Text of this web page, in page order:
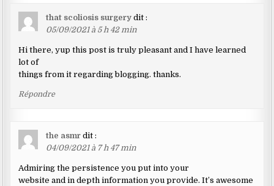
that scoliosis surgery dit :
05/09/2021 à 5 h 42 min
Hi there, yup this post is truly pleasant and I have learned
lot of
things from it regarding blogging. thanks.
Répondre
the asmr dit :
04/09/2021 à 7 h 47 min
Admiring the persistence you put into your
website and in depth information you provide. It’s awesome